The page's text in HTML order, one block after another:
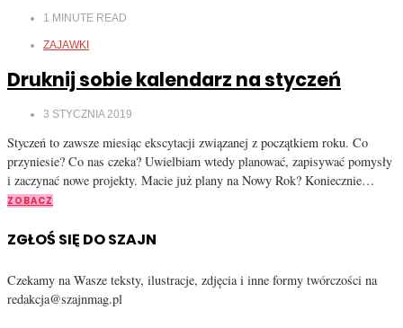
1 MINUTE READ
ZAJAWKI
Druknij sobie kalendarz na styczeń
3 STYCZNIA 2019
Styczeń to zawsze miesiąc ekscytacji związanej z początkiem roku. Co
przyniesie? Co nas czeka? Uwielbiam wtedy planować, zapisywać pomysły
i zaczynać nowe projekty. Macie już plany na Nowy Rok? Koniecznie…
ZOBACZ
ZGŁOŚ SIĘ DO SZAJN
Czekamy na Wasze teksty, ilustracje, zdjęcia i inne formy twórczości na
redakcja@szajnmag.pl